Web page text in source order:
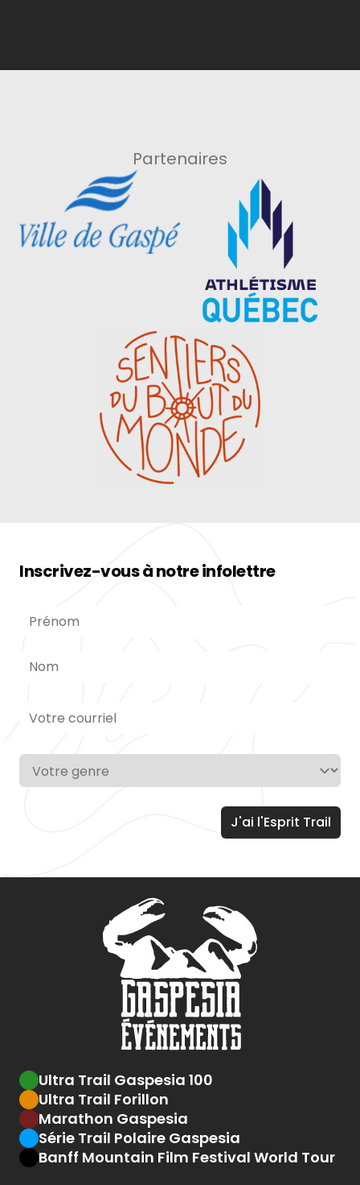
Partenaires
Inscrivez-vous à notre infolettre
Ultra Trail Gaspesia 100
Ultra Trail Forillon
Marathon Gaspesia
Série Trail Polaire Gaspesia
Banff Mountain Film Festival World Tour